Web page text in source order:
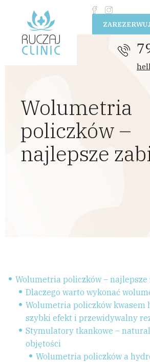
Wolumetria
policzków –
najlepsze
Wolumetria policzków – najlepsze
Dlaczego warto wykonać
Wolumetria policzków kwasem
szybki efekt i przewidywalny
Stymulatory tkankowe –
objętości
Wolumetria policzków a